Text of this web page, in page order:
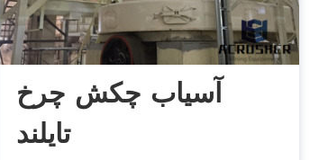
آسیاب چکش چرخ
تایلند